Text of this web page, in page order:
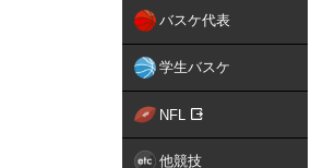
バスケ代表
学生バスケ
NFL
他競技